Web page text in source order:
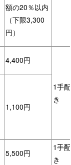
額の20％以内
（下限3,300
円）
4,400円
1手
き
1,100円
5,500円
1手
き